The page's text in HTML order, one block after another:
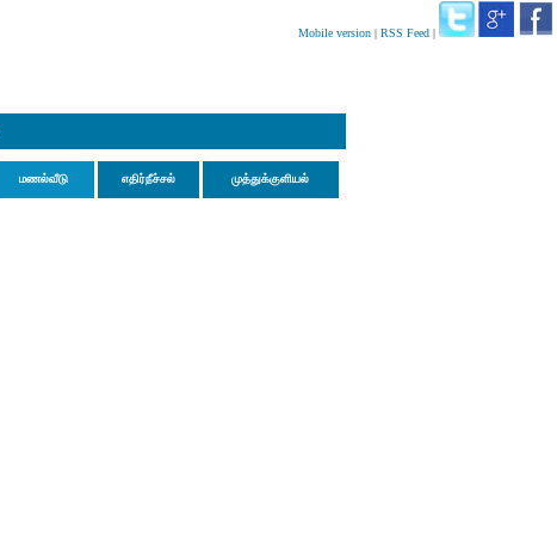
Mobile version | RSS Feed |
மணல்வீடு எதிர்நீச்சல் முத்துக்குளியல்